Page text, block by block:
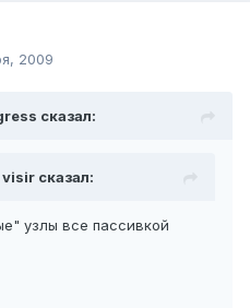
2009
сказал:
сказал:
узлы все пассивкой